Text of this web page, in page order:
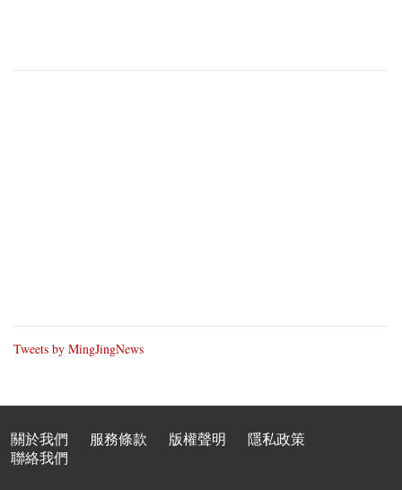
Tweets by MingJingNews
關於我們 服務條款 版權聲明
隱私政策
聯絡我們